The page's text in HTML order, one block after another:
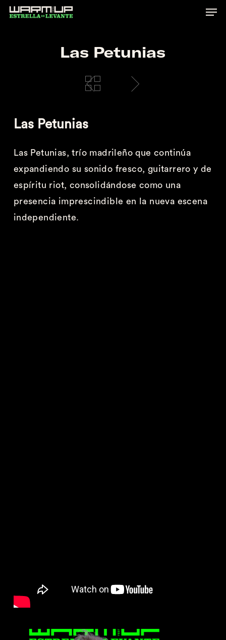
Skip
Las Petunias
Las Petunias
Las Petunias, trío madrileño que continúa
expandiendo su sonido fresco, guitarrero y de
espíritu riot, consolidándose como una
presencia imprescindible en la nueva escena
independiente.